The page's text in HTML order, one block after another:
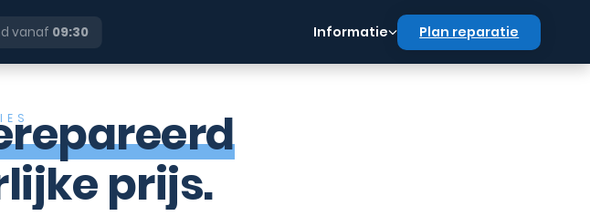
vanaf 09:30 Informatie Plan reparatie
prijs.